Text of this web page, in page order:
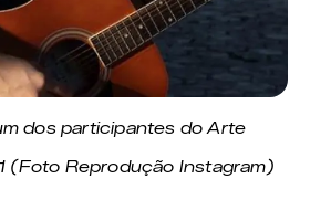
dos participantes do Arte
(Foto Reprodução Instagram)